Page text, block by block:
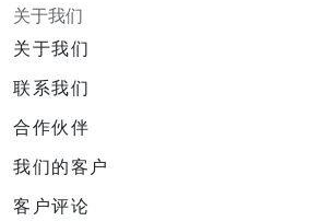
关于我们
关于我们
联系我们
合作伙伴
我们的客户
客户评论